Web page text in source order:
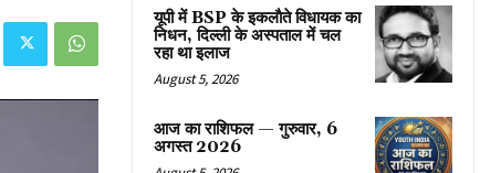
यूपी में BSP के इकलाैते विधायक का
निधन, दिल्ली के अस्पताल में चल
रहा था इलाज
August 5, 2026
आज का राशिफल — गुरुवार, 6
अगस्त 2026